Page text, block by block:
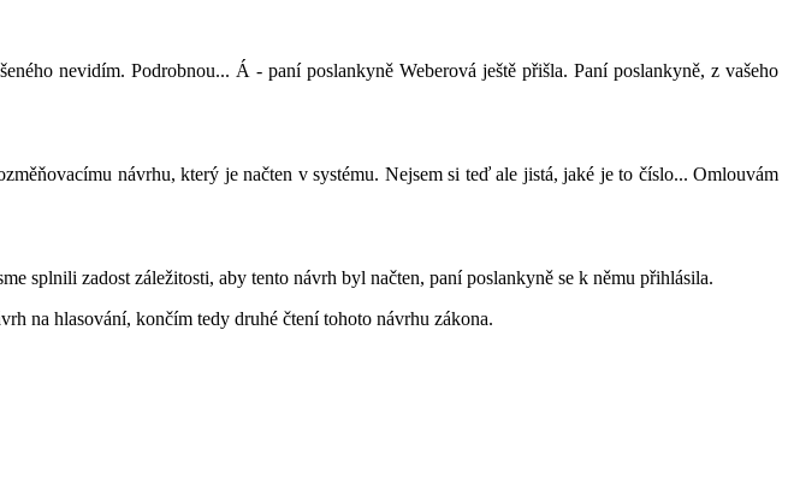
nevidím. Podrobnou... Á - paní poslankyně Weberová ještě přišla. Paní poslankyně, z vašeho
návrhu, který je načten v systému. Nejsem si teď ale jistá, jaké je to číslo... Omlouvám
splnili zadost záležitosti, aby tento návrh byl načten, paní poslankyně se k němu přihlásila.
na hlasování, končím tedy druhé čtení tohoto návrhu zákona.